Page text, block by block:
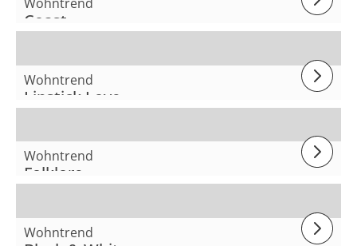
Coast
Wohntrend
Lipstick Love
Wohntrend
Folklore
Wohntrend